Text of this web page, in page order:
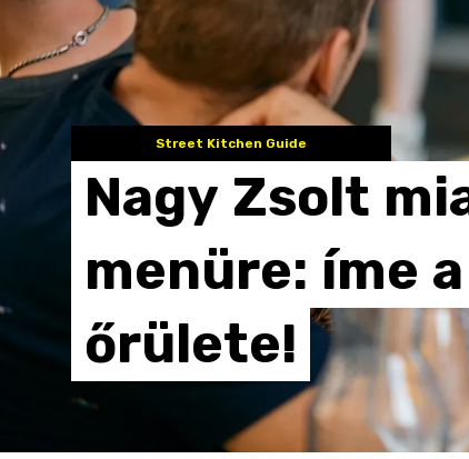
Street Kitchen Guide
Nagy Zsolt
menüre: íme a
őrülete!